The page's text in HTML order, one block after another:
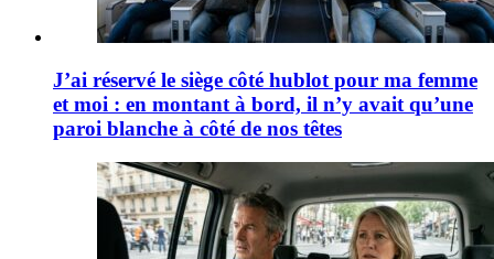
J’ai réservé le siège côté hublot pour ma femme
et moi : en montant à bord, il n’y avait qu’une
paroi blanche à côté de nos têtes